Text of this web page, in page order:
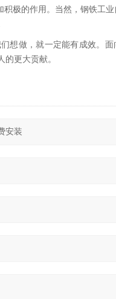
极的作用。当然，钢铁工
想做，就一定能有成效。
更大贡献。